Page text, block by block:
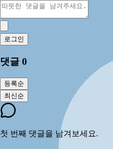
로그인
댓글 0
등록순
최신순
첫 번째 댓글을 남겨보세요.